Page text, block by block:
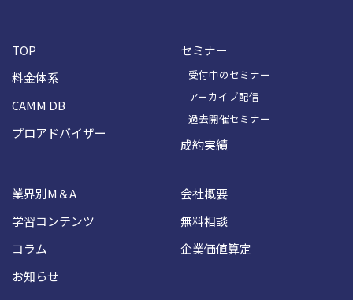
TOP
料金体系
CAMM DB
プロアドバイザー
セミナー
受付中のセミナー
アーカイブ配信
過去開催セミナー
成約実績
業界別M＆A
学習コンテンツ
コラム
お知らせ
会社概要
無料相談
企業価値算定